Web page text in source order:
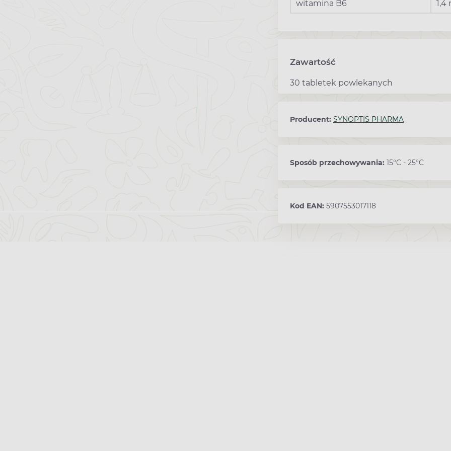
witamina B6 1,4
Zawartość
30 tabletek powlekanych
Producent: SYNOPTIS PHARMA
Sposób przechowywania: 15°C - 25°C
Kod EAN: 5907553017118